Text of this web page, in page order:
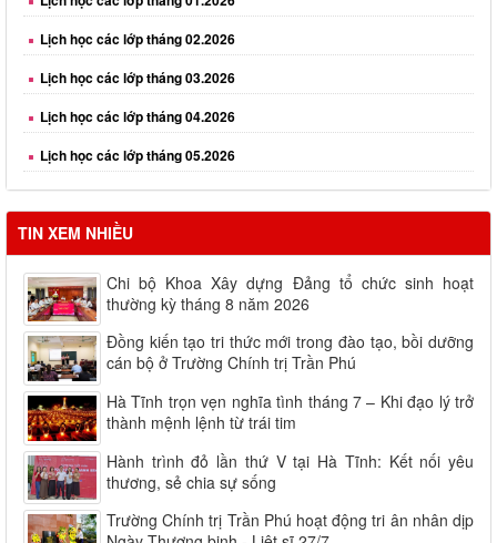
Lịch học các lớp tháng 02.2026
Lịch học các lớp tháng 03.2026
Lịch học các lớp tháng 04.2026
Lịch học các lớp tháng 05.2026
Lịch học các lớp tháng 06.2026
TIN XEM NHIỀU
Chi bộ Khoa Xây dựng Đảng tổ chức sinh hoạt
thường kỳ tháng 8 năm 2026
Đồng kiến tạo tri thức mới trong đào tạo, bồi dưỡng
cán bộ ở Trường Chính trị Trần Phú
Hà Tĩnh trọn vẹn nghĩa tình tháng 7 – Khi đạo lý trở
thành mệnh lệnh từ trái tim
Hành trình đỏ lần thứ V tại Hà Tĩnh: Kết nối yêu
thương, sẻ chia sự sống
Trường Chính trị Trần Phú hoạt động tri ân nhân dịp